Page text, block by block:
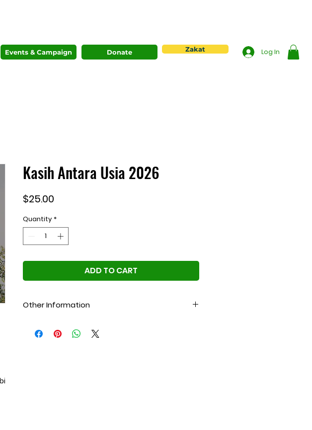
Events & Campaign Donate Zakat Log In
Kasih Antara Usia 2026
$25.00
Quantity *
ADD TO CART
Other Information
dan bahan rujukan.